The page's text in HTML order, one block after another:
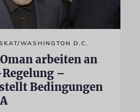
WASHINGTON D.C.
arbeiten an
–
Bedingungen